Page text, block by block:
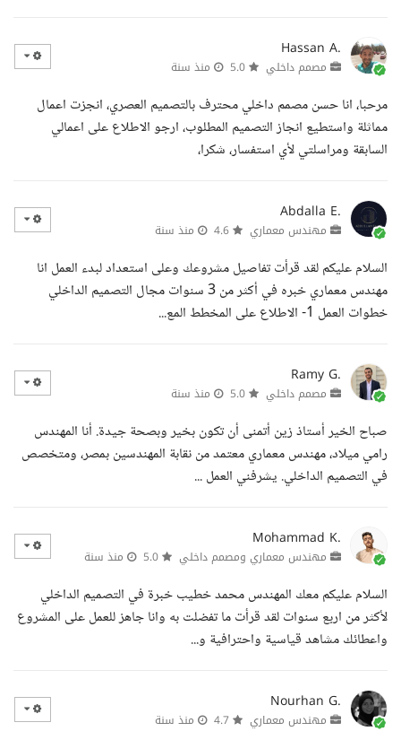
Hassan A.
مصمم داخلي منذ سنة
مرحبا، انا حسن مصمم داخلي محترف بالتصميم العصري، انجزت اعمال
مماثلة واستطيع انجاز التصميم المطلوب، ارجو الاطلاع على اعمالي
السابقة ومراسلتي لأي استفسار، شكرا،
Abdalla E.
مهندس معماري منذ سنة
السلام عليكم لقد قرأت تفاصيل مشروعك وعلى استعداد لبدء العمل انا
مهندس معماري خبره في أكثر من 3 سنوات مجال التصميم الداخلي
خطوات العمل 1- الاطلاع على المخطط المع...
Ramy G.
مصمم داخلي منذ سنة
صباح الخير أستاذ زين أتمنى أن تكون بخير وبصحة جيدة. أنا المهندس
رامي ميلاد، مهندس معماري معتمد من نقابة المهندسين بمصر، ومتخصص
في التصميم الداخلي. يشرفني العمل ...
Mohammad K.
مهندس معماري ومصمم داخلي منذ سنة
السلام عليكم معك المهندس محمد خطيب خبرة في التصميم الداخلي
لأكثر من اربع سنوات لقد قرأت ما تفضلت به وانا جاهز للعمل على المشروع
واعطائك مشاهد قياسية واحترافية و...
Nourhan G.
مهندس معماري منذ سنة